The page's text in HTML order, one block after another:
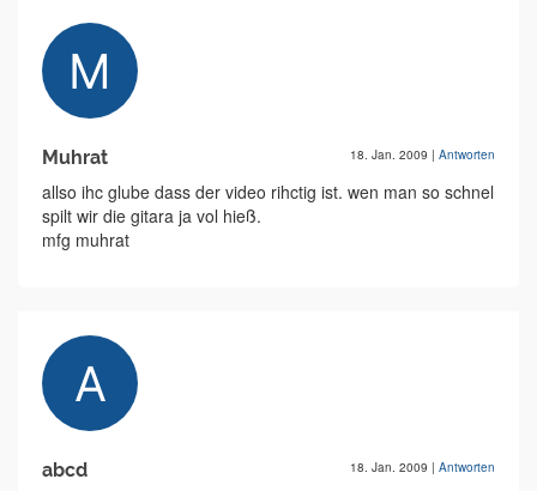
Muhrat 18. Jan. 2009 | Antworten
allso ihc glube dass der video rihctig ist. wen man so schnel
spilt wir die gitara ja vol hieß.
mfg muhrat
abcd 18. Jan. 2009 | Antworten